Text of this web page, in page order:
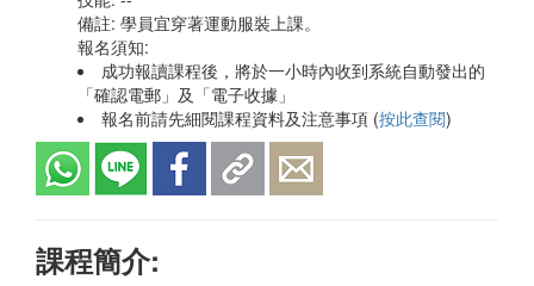
備註: 學員宜穿著運動服裝上課。
報名須知:
成功報讀課程後，將於一小時內收到系統自動發出的
「確認電郵」及「電子收據」
報名前請先細閱課程資料及注意事項 (按此查閱)
課程簡介: